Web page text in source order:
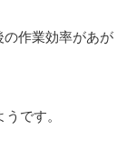
作業効率があが
です。